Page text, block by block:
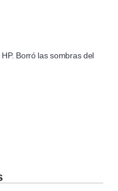
Borró las sombras del